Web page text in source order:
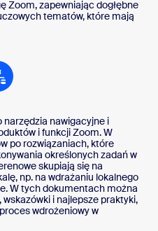
Zoom, zapewniając dogłębne
tematów, które mają
narzędzia nawigacyjne i
i funkcji Zoom. W
po rozwiązaniach, które
określonych zadań w
skupiają się na
np. na wdrażaniu lokalnego
W tych dokumentach można
i najlepsze praktyki,
wdrożeniowy w